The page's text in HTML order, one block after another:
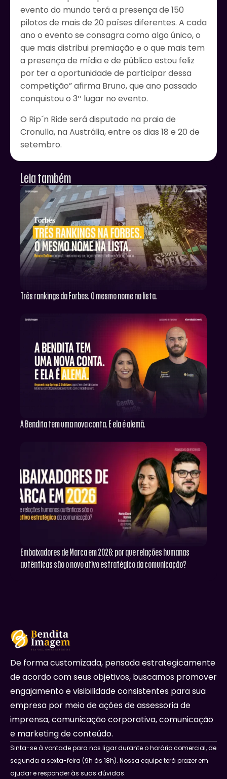
evento do mundo terá a presença de 150
pilotos de mais de 20 países diferentes. A cada
ano o evento se consagra como algo único, o
que mais distribui premiação e o que mais tem
a presença de mídia e de público estou feliz
por ter a oportunidade de participar dessa
competição” afirma Bruno, que ano passado
conquistou o 3º lugar no evento.
O Rip´n Ride será disputado na praia de
Cronulla, na Austrália, entre os dias 18 e 20 de
setembro.
Leia também
Três rankings da Forbes. O mesmo nome na lista.
A Bendita tem uma nova conta. E ela é alemã.
Embaixadores de Marca em 2026: por que relações humanas
autênticas são o novo ativo estratégico da comunicação?
De forma customizada, pensada estrategicamente
de acordo com seus objetivos, buscamos promover
engajamento e visibilidade consistentes para sua
empresa por meio de ações de assessoria de
imprensa, comunicação corporativa, comunicação
e marketing de conteúdo.
Sinta-se à vontade para nos ligar durante o horário comercial, de
segunda a sexta-feira (9h às 18h). Nossa equipe terá prazer em
ajudar e responder às suas dúvidas.